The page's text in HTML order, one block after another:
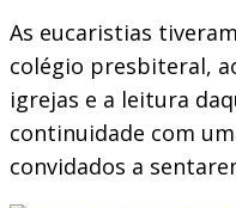
As eucaristias
colégio presbiteral,
igrejas e a leitura
continuidade com
convidados a